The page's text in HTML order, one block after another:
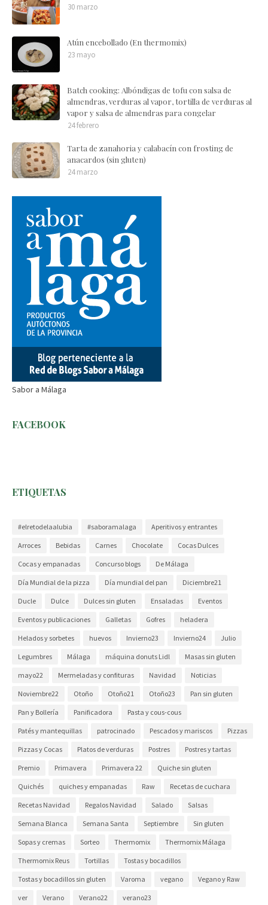
30 marzo
Atún encebollado (En thermomix)
23 mayo
Batch cooking: Albóndigas de tofu con salsa de
almendras, verduras al vapor, tortilla de verduras al
vapor y salsa de almendras para congelar
24 febrero
Tarta de zanahoria y calabacín con frosting de
anacardos (sin gluten)
24 marzo
Sabor a Málaga
FACEBOOK
ETIQUETAS
#elretodelaalubia #saboramalaga Aperitivos y entrantes
Arroces Bebidas Carnes Chocolate Cocas Dulces
Cocas y empanadas Concurso blogs De Málaga
Día Mundial de la pizza Día mundial del pan Diciembre21
Ducle Dulce Dulces sin gluten Ensaladas Eventos
Eventos y publicaciones Galletas Gofres heladera
Helados y sorbetes huevos Invierno23 Invierno24 Julio
Legumbres Málaga máquina donuts Lidl Masas sin gluten
mayo22 Mermeladas y confituras Navidad Noticias
Noviembre22 Otoño Otoño21 Otoño23 Pan sin gluten
Pan y Bollería Panificadora Pasta y cous-cous
Patés y mantequillas patrocinado Pescados y mariscos Pizzas
Pizzas y Cocas Platos de verduras Postres Postres y tartas
Premio Primavera Primavera 22 Quiche sin gluten
Quichés quiches y empanadas Raw Recetas de cuchara
Recetas Navidad Regalos Navidad Salado Salsas
Semana Blanca Semana Santa Septiembre Sin gluten
Sopas y cremas Sorteo Thermomix Thermomix Málaga
Thermomix Reus Tortillas Tostas y bocadillos
Tostas y bocadillos sin gluten Varoma vegano Vegano y Raw
ver Verano Verano22 verano23